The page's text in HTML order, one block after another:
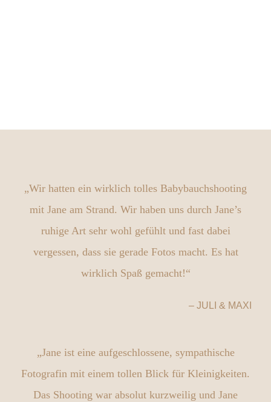
„Wir hatten ein wirklich tolles Babybauchshooting
mit Jane am Strand. Wir haben uns durch Jane’s
ruhige Art sehr wohl gefühlt und fast dabei
vergessen, dass sie gerade Fotos macht. Es hat
wirklich Spaß gemacht!“
– JULI & MAXI
„Jane ist eine aufgeschlossene, sympathische
Fotografin mit einem tollen Blick für Kleinigkeiten.
Das Shooting war absolut kurzweilig und Jane